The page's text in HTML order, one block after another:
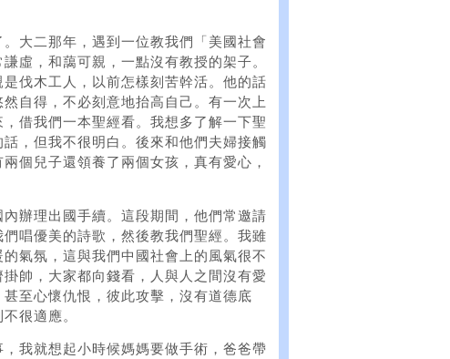
大二那年，遇到一位教我們「美國社會
虛，和藹可親，一點沒有教授的架子。
伐木工人，以前怎樣刻苦幹活。他的話
自得，不必刻意地抬高自己。有一次上
借我們一本聖經看。我想多了解一下聖
，但我不很明白。後來和他們夫婦接觸
個兒子還領養了兩個女孩，真有愛心，
辦理出國手續。這段期間，他們常邀請
唱優美的詩歌，然後教我們聖經。我雖
氣氛，這與我們中國社會上的風氣很不
帥，大家都向錢看，人與人之間沒有愛
至心懷仇恨，彼此攻擊，沒有道德底
很適應。
我就想起小時候媽媽要做手術，爸爸帶